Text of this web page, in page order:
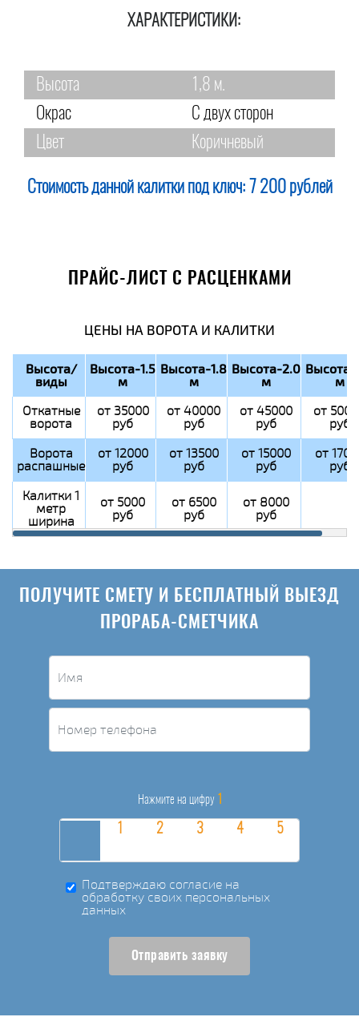
ХАРАКТЕРИСТИКИ:
Высота
1,8 м.
Окрас
С двух сторон
Цвет
Коричневый
Стоимость данной калитки под ключ: 7 200 рублей
ПРАЙС-ЛИСТ С РАСЦЕНКАМИ
ЦЕНЫ НА ВОРОТА И КАЛИТКИ
Высота/
виды
Высота-1.5
м
Высота-1.8
м
Высота-2.0
м
Высота-
м
Откатные
ворота
от 35000
руб
от 40000
руб
от 45000
руб
от
руб
Ворота
распашные
от 12000
руб
от 13500
руб
от 15000
руб
от
руб
Калитки 1
метр
ширина
от 5000
руб
от 6500
руб
от 8000
руб
ПОЛУЧИТЕ СМЕТУ И БЕСПЛАТНЫЙ ВЫЕЗД
ПРОРАБА-СМЕТЧИКА
Нажмите на цифру 1
Подтверждаю согласие на
обработку своих персональных
данных
Отправить заявку